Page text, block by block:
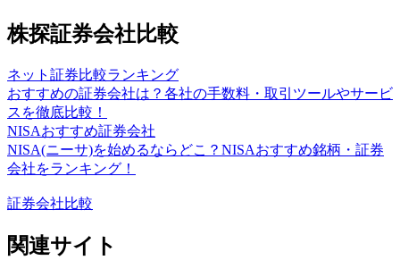
株探証券会社比較
ネット証券比較ランキング
おすすめの証券会社は？各社の手数料・取引ツールやサービ
スを徹底比較！
NISAおすすめ証券会社
NISA(ニーサ)を始めるならどこ？NISAおすすめ銘柄・証券
会社をランキング！
証券会社比較
関連サイト